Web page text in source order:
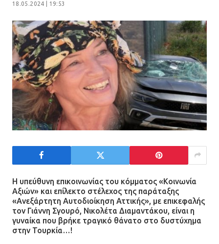
18.05.2024 | 19:53
Η υπεύθυνη επικοινωνίας του κόμματος «Κοινωνία
Αξιών» και επίλεκτο στέλεχος της παράταξης
«Ανεξάρτητη Αυτοδιοίκηση Αττικής», με επικεφαλής
τον Γιάννη Σγουρό, Νικολέτα Διαμαντάκου, είναι η
γυναίκα που βρήκε τραγικό θάνατο στο δυστύχημα
στην Τουρκία…!